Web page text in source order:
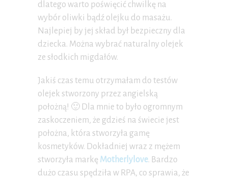
dlatego warto poświęcić chwilkę na
wybór oliwki bądź olejku do masażu.
Najlepiej by jej skład był bezpieczny dla
dziecka. Można wybrać naturalny olejek
ze słodkich migdałów.
Jakiś czas temu otrzymałam do testów
olejek stworzony przez angielską
położną! 🙂 Dla mnie to było ogromnym
zaskoczeniem, że gdzieś na świecie jest
położna, która stworzyła gamę
kosmetyków. Dokładniej wraz z mężem
stworzyła markę Motherlylove. Bardzo
dużo czasu spędziła w RPA, co sprawia, że